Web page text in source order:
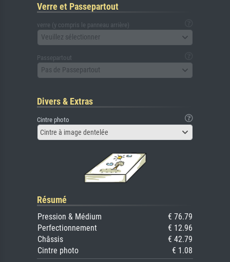
Verre et Passepartout
verre (y compris le panneau arrière)
Veuillez sélectionner
Passepartout
Pas de Passepartout
Divers & Extras
Cintre photo
Cintre à image dentelée
Résumé
Pression & Médium
€ 76.79
Perfectionnement
€ 12.96
Châssis
€ 42.79
Cintre photo
€ 1.08